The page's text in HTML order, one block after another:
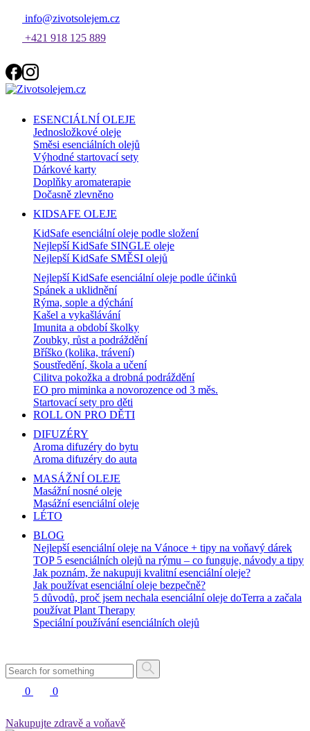
info@zivotsolejem.cz
+421 918 125 889
ESENCIÁLNÍ OLEJE
Jednosložkové oleje
Směsi esenciálních olejů
Výhodné startovací sety
Dárkové karty
Doplňky aromaterapie
Dočasně zlevněno
KIDSAFE OLEJE
KidSafe esenciální oleje podle složení
Nejlepší KidSafe SINGLE oleje
Nejlepší KidSafe SMĚSI olejů
Nejlepší KidSafe esenciální oleje podle účinků
Spánek a uklidnění
Rýma, sople a dýchání
Kašel a vykašlávání
Imunita a období školky
Zoubky, růst a podráždění
Bříško (kolika, trávení)
Soustředění, škola a učení
Cilitva pokožka a drobná podráždění
EO pro miminka a novorozence od 3 měs.
Startovací sety pro děti
ROLL ON PRO DĚTI
DIFUZÉRY
Aroma difuzéry do bytu
Aroma difuzéry do auta
MASÁŽNÍ OLEJE
Masážní nosné oleje
Masážní esenciální oleje
LÉTO
BLOG
Nejlepší esenciální oleje na Vánoce + tipy na voňavý dárek
TOP 5 esenciálních olejů na rýmu – co funguje, návody a tipy
Jak poznám, že nakupuji kvalitní esenciální oleje?
Jak používat esenciální oleje bezpečně?
5 důvodů, proč jsem nechala esenciální oleje doTerra a začala
používat Plant Therapy
Speciální používání esenciálních olejů
0 0
Nakupujte zdravě a voňavě